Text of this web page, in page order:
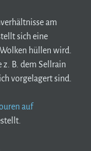
am
sich eine
hüllen wird.
B. dem Sellrain
vorgelagert sind.
auf